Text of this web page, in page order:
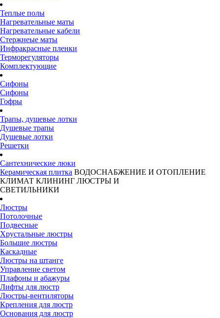
Теплые полы
Нагревательные маты
Нагревательные кабели
Стержнеые маты
Инфракрасные пленки
Терморегуляторы
Комплектующие
Сифоны
Сифоны
Гофры
Трапы, душевые лотки
Душевые трапы
Душевые лотки
Решетки
Сантехнические люки
Керамическая плитка ВОДОСНАБЖЕНИЕ И ОТОПЛЕНИЕ
КЛИМАТ КЛИНИНГ ЛЮСТРЫ И
СВЕТИЛЬНИКИ
Люстры
Потолочные
Подвесные
Хрустальные люстры
Большие люстры
Каскадные
Люстры на штанге
Управление светом
Плафоны и абажуры
Лифты для люстр
Люстры-вентиляторы
Крепления для люстр
Основания для люстр